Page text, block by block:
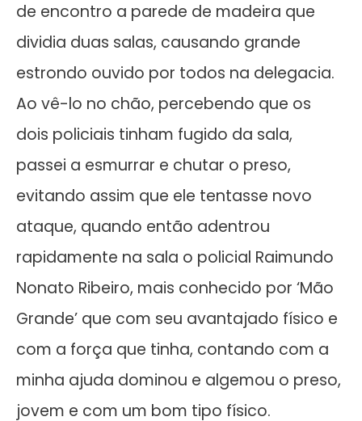
de encontro a parede de madeira que
dividia duas salas, causando grande
estrondo ouvido por todos na delegacia.
Ao vê-lo no chão, percebendo que os
dois policiais tinham fugido da sala,
passei a esmurrar e chutar o preso,
evitando assim que ele tentasse novo
ataque, quando então adentrou
rapidamente na sala o policial Raimundo
Nonato Ribeiro, mais conhecido por ‘Mão
Grande’ que com seu avantajado físico e
com a força que tinha, contando com a
minha ajuda dominou e algemou o preso,
jovem e com um bom tipo físico.